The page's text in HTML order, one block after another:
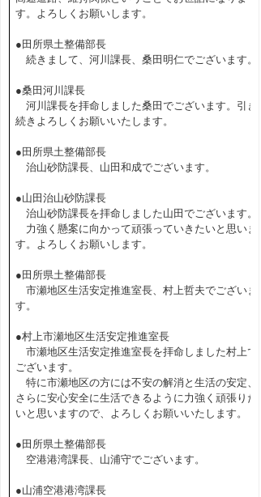
す。よろしくお願いします。
●田所県土整備部長
続きまして、河川課長、桑田明仁でございます。
●桑田河川課長
河川課長を拝命しました桑田でございます。引き
続きよろしくお願いいたします。
●田所県土整備部長
治山砂防課長、山田和成でございます。
●山田治山砂防課長
治山砂防課長を拝命しました山田でございます。
力強く懸案に向かって頑張っていきたいと思いま
す。よろしくお願いします。
●田所県土整備部長
市瀬地区生活安定推進室長、村上哲夫でございま
す。
●村上市瀬地区生活安定推進室長
市瀬地区生活安定推進室長を拝命しました村上で
ございます。
特に市瀬地区の方には不安の解消と生活の安定、
さらに安心安全に生活できるように力強く頑張りた
いと思いますので、よろしくお願いいたします。
●田所県土整備部長
空港港湾課長、山浦守でございます。
●山浦空港港湾課長